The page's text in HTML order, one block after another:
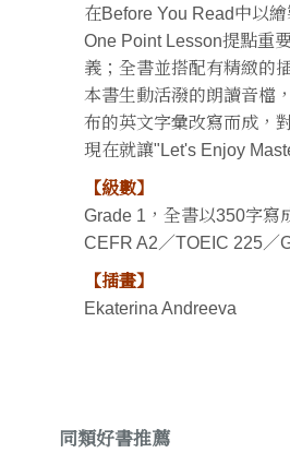
在Before You Read中以
One Point Lesson提點重
義；全書並搭配有精緻的
本書生動活潑的朗讀音檔
布的英文字彙改寫而成，
現在就讓"Let's Enjoy
【級數】
Grade 1，全書以350字寫
CEFR A2／TOEIC 225／
【插畫】
Ekaterina Andreeva
同類好書推薦